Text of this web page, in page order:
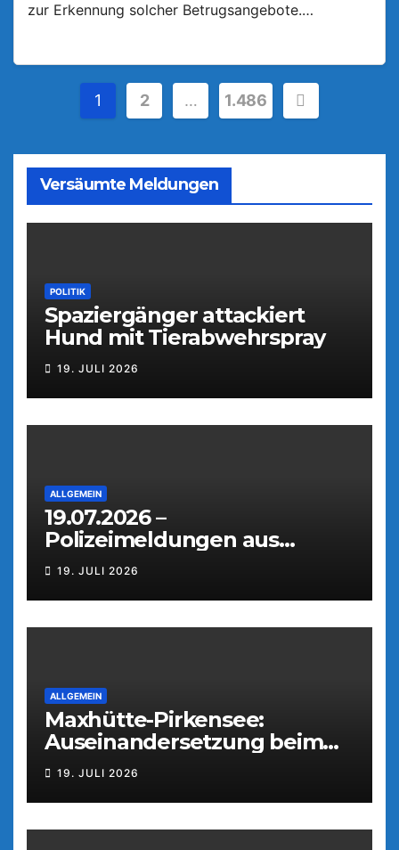
zur Erkennung solcher Betrugsangebote.…
Seitennummerierung
Beiträge
1 2 … 1.486
Versäumte Meldungen
POLITIK
Spaziergänger attackiert
Hund mit Tierabwehrspray
19. JULI 2026
ALLGEMEIN
19.07.2026 –
Polizeimeldungen aus
Weiden
19. JULI 2026
ALLGEMEIN
Maxhütte-Pirkensee:
Auseinandersetzung beim
Parkfest
19. JULI 2026